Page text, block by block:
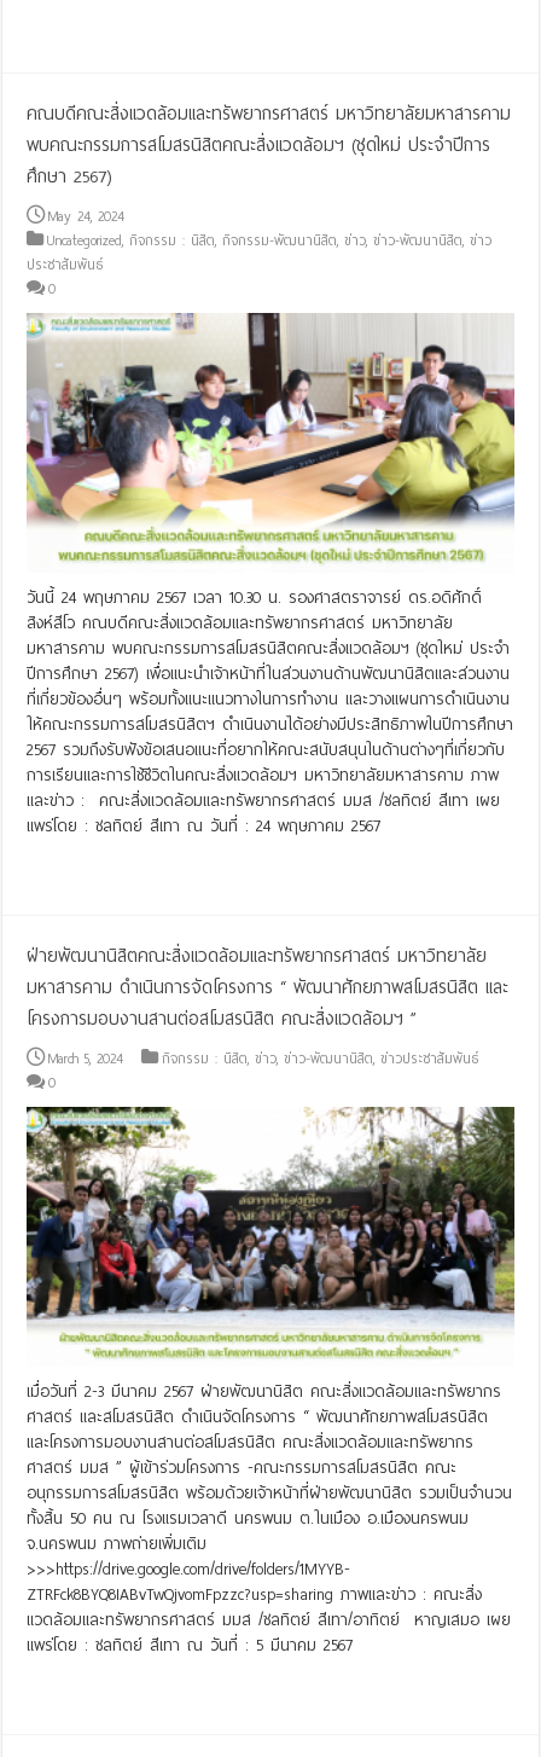
คณบดีคณะสิ่งแวดล้อมและทรัพยากรศาสตร์ มหาวิทยาลัยมหาสารคาม
พบคณะกรรมการสโมสรนิสิตคณะสิ่งแวดล้อมฯ (ชุดใหม่ ประจำปีการ
ศึกษา 2567)
May 24, 2024
Uncategorized,กิจกรรม : นิสิต,กิจกรรม-พัฒนานิสิต,ข่าว,ข่าว-พัฒนานิสิต,ข่าว
ประชาสัมพันธ์
0
วันนี้ 24 พฤษภาคม 2567 เวลา 10.30 น. รองศาสตราจารย์ ดร.อดิศักดิ์
สิงห์สีโว คณบดีคณะสิ่งแวดล้อมและทรัพยากรศาสตร์ มหาวิทยาลัย
มหาสารคาม พบคณะกรรมการสโมสรนิสิตคณะสิ่งแวดล้อมฯ (ชุดใหม่ ประจำ
ปีการศึกษา 2567) เพื่อแนะนำเจ้าหน้าที่ในส่วนงานด้านพัฒนานิสิตและส่วนงาน
ที่เกี่ยวข้องอื่นๆ พร้อมทั้งแนะแนวทางในการทำงาน และวางแผนการดำเนินงาน
ให้คณะกรรมการสโมสรนิสิตฯ ดำเนินงานได้อย่างมีประสิทธิภาพในปีการศึกษา
2567 รวมถึงรับฟังข้อเสนอแนะที่อยากให้คณะสนับสนุนในด้านต่างๆที่เกี่ยวกับ
การเรียนและการใช้ชีวิตในคณะสิ่งแวดล้อมฯ มหาวิทยาลัยมหาสารคาม ภาพ
และข่าว : คณะสิ่งแวดล้อมและทรัพยากรศาสตร์ มมส /ชลทิตย์ สีเทา เผย
แพร่โดย : ชลทิตย์ สีเทา ณ วันที่ : 24 พฤษภาคม 2567
ฝ่ายพัฒนานิสิตคณะสิ่งแวดล้อมและทรัพยากรศาสตร์ มหาวิทยาลัย
มหาสารคาม ดำเนินการจัดโครงการ “ พัฒนาศักยภาพสโมสรนิสิต และ
โครงการมอบงานสานต่อสโมสรนิสิต คณะสิ่งแวดล้อมฯ ”
March 5, 2024 กิจกรรม : นิสิต,ข่าว,ข่าว-พัฒนานิสิต,ข่าวประชาสัมพันธ์
0
เมื่อวันที่ 2-3 มีนาคม 2567 ฝ่ายพัฒนานิสิต คณะสิ่งแวดล้อมและทรัพยากร
ศาสตร์ และสโมสรนิสิต ดำเนินจัดโครงการ “ พัฒนาศักยภาพสโมสรนิสิต
และโครงการมอบงานสานต่อสโมสรนิสิต คณะสิ่งแวดล้อมและทรัพยากร
ศาสตร์ มมส ” ผู้เข้าร่วมโครงการ -คณะกรรมการสโมสรนิสิต คณะ
อนุกรรมการสโมสรนิสิต พร้อมด้วยเจ้าหน้าที่ฝ่ายพัฒนานิสิต รวมเป็นจำนวน
ทั้งสิ้น 50 คน ณ โรงแรมเวลาดี นครพนม ต.ในเมือง อ.เมืองนครพนม
จ.นครพนม ภาพถ่ายเพิ่มเติม
>>>https://drive.google.com/drive/folders/1MYYB-
ZTRFck8BYQ8IABvTwQjvomFpzzc?usp=sharing ภาพและข่าว : คณะสิ่ง
แวดล้อมและทรัพยากรศาสตร์ มมส /ชลทิตย์ สีเทา/อาทิตย์ หาญเสมอ เผย
แพร่โดย : ชลทิตย์ สีเทา ณ วันที่ : 5 มีนาคม 2567